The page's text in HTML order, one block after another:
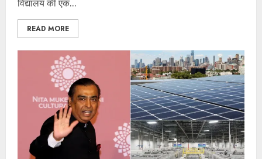
विद्यालय की एक...
READ MORE